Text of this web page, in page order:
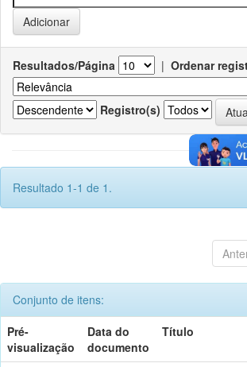
Resultados/Página | Ordenar
Registro(s)
Resultado 1-1 de 1.
Conjunto de itens:
Pré-
visualização
Data do
documento
Título